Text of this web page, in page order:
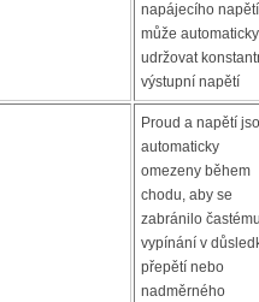
napájecího napětí
může automaticky
udržovat
výstupní napětí
Proud a napětí
automaticky
omezeny během
chodu, aby se
zabránilo
vypínání v
přepětí nebo
nadměrného